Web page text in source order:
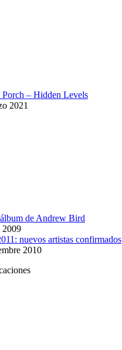
– Hidden Levels
2021
de Andrew Bird
2009
nuevos artistas confirmados
2010